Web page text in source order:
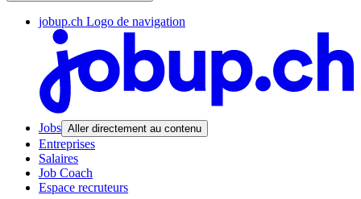
jobup.ch Logo de navigation
Jobs Aller directement au contenu
Entreprises
Salaires
Job Coach
Espace recruteurs